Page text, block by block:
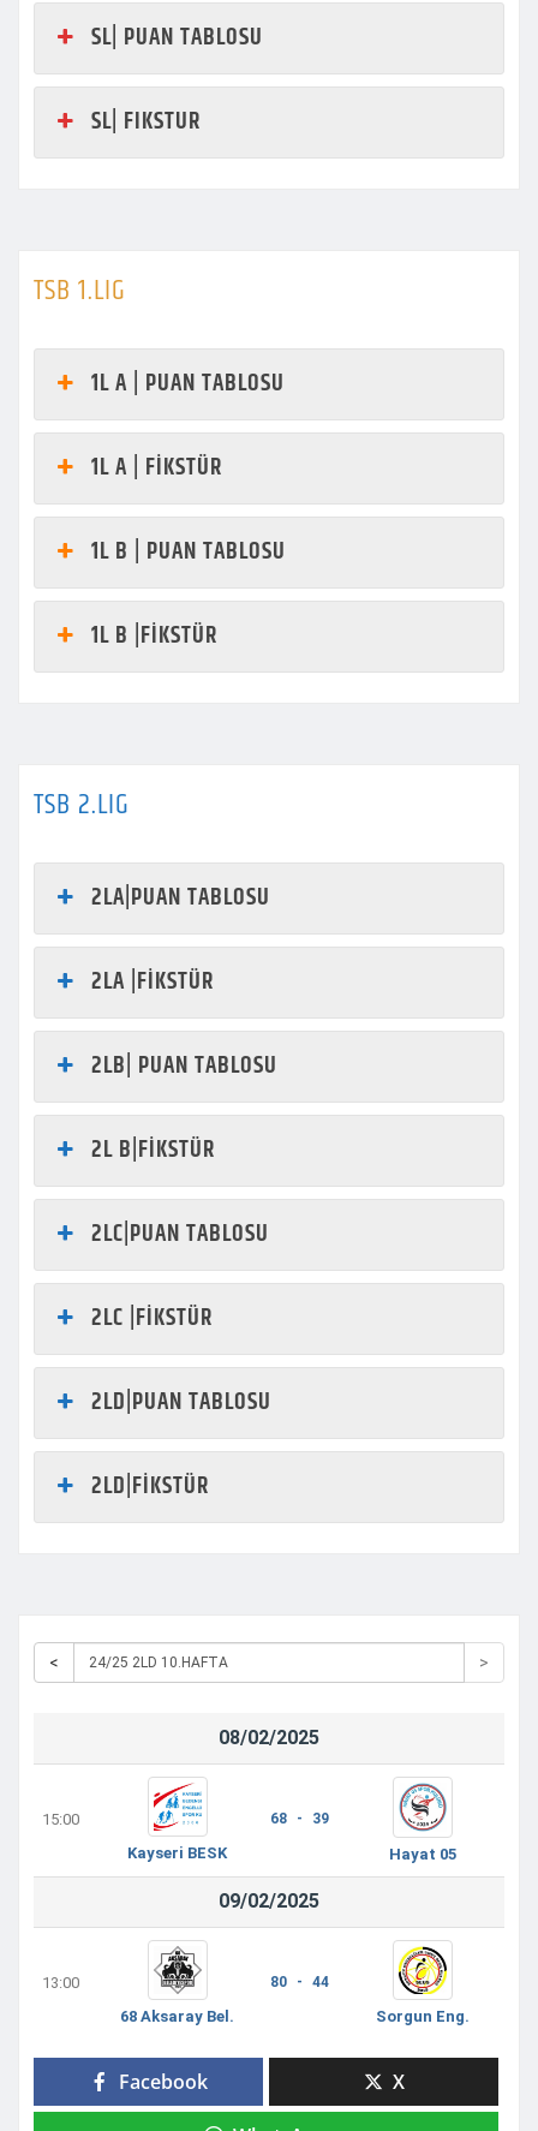
SL| PUAN TABLOSU
SL| FIKSTUR
TSB 1.LIG
1L A | PUAN TABLOSU
1L A | FİKSTÜR
1L B | PUAN TABLOSU
1L B |FİKSTÜR
TSB 2.LIG
2LA|PUAN TABLOSU
2LA |FİKSTÜR
2LB| PUAN TABLOSU
2L B|FİKSTÜR
2LC|PUAN TABLOSU
2LC |FİKSTÜR
2LD|PUAN TABLOSU
2LD|FİKSTÜR
< >
08/02/2025
15:00
Kayseri BESK
68 - 39
Hayat 05
09/02/2025
13:00
68 Aksaray Bel.
80 - 44
Sorgun Eng.
Facebook X